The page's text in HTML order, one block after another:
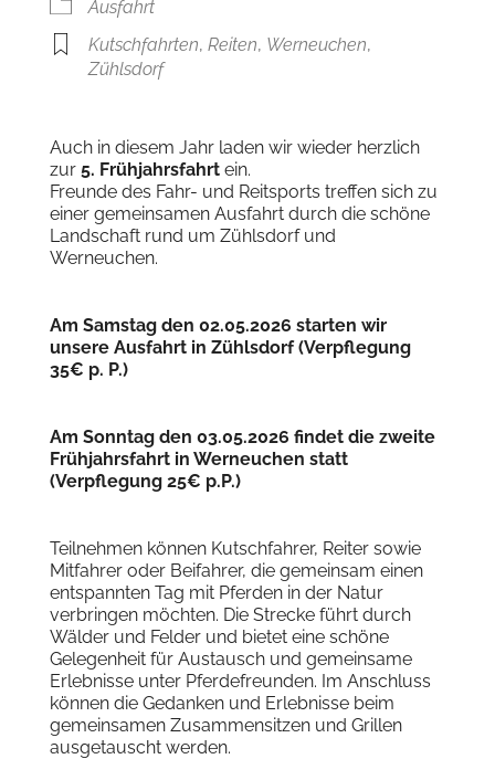
Ausfahrt
Kutschfahrten, Reiten, Werneuchen,
Zühlsdorf
Auch in diesem Jahr laden wir wieder herzlich
zur 5. Frühjahrsfahrtein.
Freunde des Fahr- und Reitsports treffen sich zu
einer gemeinsamen Ausfahrt durch die schöne
Landschaft rund um Zühlsdorf und
Werneuchen.
Am Samstag den 02.05.2026 starten wir
unsere Ausfahrt in Zühlsdorf (Verpflegung
35€ p. P.)
Am Sonntag den 03.05.2026 findet die zweite
Frühjahrsfahrt in Werneuchen statt
(Verpflegung 25€ p.P.)
Teilnehmen können Kutschfahrer, Reiter sowie
Mitfahrer oder Beifahrer, die gemeinsam einen
entspannten Tag mit Pferden in der Natur
verbringen möchten. Die Strecke führt durch
Wälder und Felder und bietet eine schöne
Gelegenheit für Austausch und gemeinsame
Erlebnisse unter Pferdefreunden. Im Anschluss
können die Gedanken und Erlebnisse beim
gemeinsamen Zusammensitzen und Grillen
ausgetauscht werden.